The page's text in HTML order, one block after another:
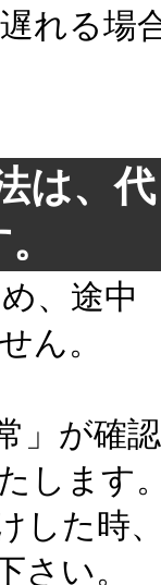
れる場
は、代
、途中
ん。
」が確認
します
した時
下さい